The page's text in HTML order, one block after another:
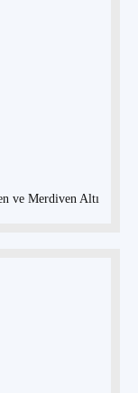
ve Merdiven Altı